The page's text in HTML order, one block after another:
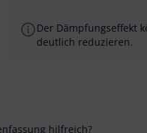
Der Dämpfungseffekt
deutlich reduzieren.
hilfreich?